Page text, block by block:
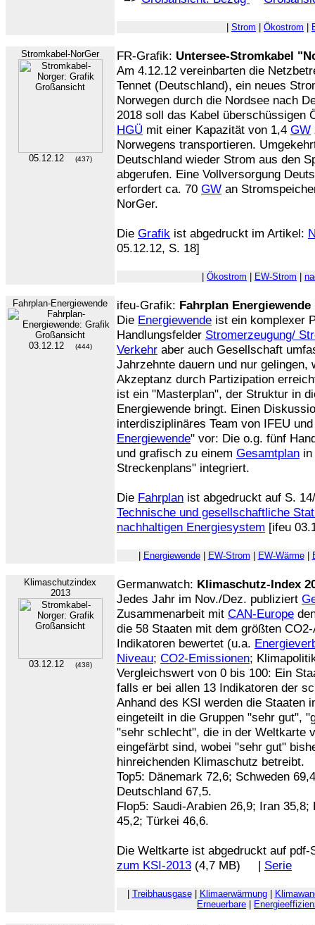
Strom Ökostrom
Stromkabel-NorGer
05.12.12 (437)
FR-Grafik: Untersee-Stromkabel
Am 4.12.12 vereinbarten die
Tennet (Deutschland), ein neues
Norwegen durch die Nordsee nach
2018 soll das Kabel überschüssigen
HGÜ mit einer Kapazität von 1,4 GW
Norwegens transportieren.
Deutschland wieder Strom aus den
abgerufen. Eine Vollversorgung
erfordert ca. 70 GW an
NorGer.
Die Grafik ist abgedruckt im Artikel:
05.12.12, S. 18]
Ökostrom EW-Strom
Fahrplan-Energiewende
03.12.12 (444)
ifeu-Grafik: Fahrplan Energiewende
Die Energiewende ist ein komplexer
Handlungsfelder Stromerzeugung/
Verkehr aber auch Gesellschaft
Jahrzehnte dauern und nur gelingen,
Akzeptanz durch Partizipation
ist ein "Masterplan", der Struktur in
Energiewende bringt. Einen
interdisziplinäres Team von IFEU
Energiewende" vor: Die o.g. fünf
und grafisch zu einem Gesamtplan
Streckenplans" integriert.
Die Fahrplan ist abgedruckt auf S.
Technische und gesellschaftliche
nachhaltigen Energiesystem [ifeu
Energiewende| EW-Strom EW-Wärme|
Klimaschutzindex
2013
03.12.12 (438)
Germanwatch: Klimaschutz-Index
Jedes Jahr im Nov./Dez. publiziert
Zusammenarbeit mit CAN-Europe
die 58 Staaten mit dem größten
Indikatoren bewertet (u.a.
Niveau; CO2-Emissionen;
Vergleichswert von 0 bis 100: Ein
falls er bei allen 13 Indikatoren der
Anhand des KSI werden die Staaten
eingeteilt in die Gruppen "sehr gut",
"sehr schlecht", die in der Weltkarte
eingefärbt sind, wobei "sehr gut"
hinreichenden Klimaschutz betreibt.
Top5: Dänemark 72,6; Schweden
Deutschland 67,5.
Flop5: Saudi-Arabien 26,9; Iran
45,2; Türkei 46,6.
Die Weltkarte ist abgedruckt auf
zum KSI-2013 (4,7 MB) | Serie
Treibhausgase| Klimaerwärmung|
Erneuerbare